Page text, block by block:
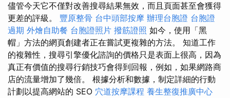
儘管今天它不僅對改善搜尋結果無效，而且頁面甚至會獲得
更差的評級。 豐原整骨 台中頭部按摩 辦理台胞證 台胞證
過期 外燴自助餐 台胞證照片 撥筋證照 如今，使用「黑
帽」方法的網頁創建者正在嘗試更複雜的方法。 知道工作
的複雜性，搜尋引擎優化諮詢的價格只是表面上很高，因為
真正有價值的搜尋行銷技巧會得到回報，例如，如果網路商
店的流量增加了幾倍。 根據分析和數據，制定詳細的行動
計劃以提高網站的 SEO 穴道按摩課程 養生整復推廣中心